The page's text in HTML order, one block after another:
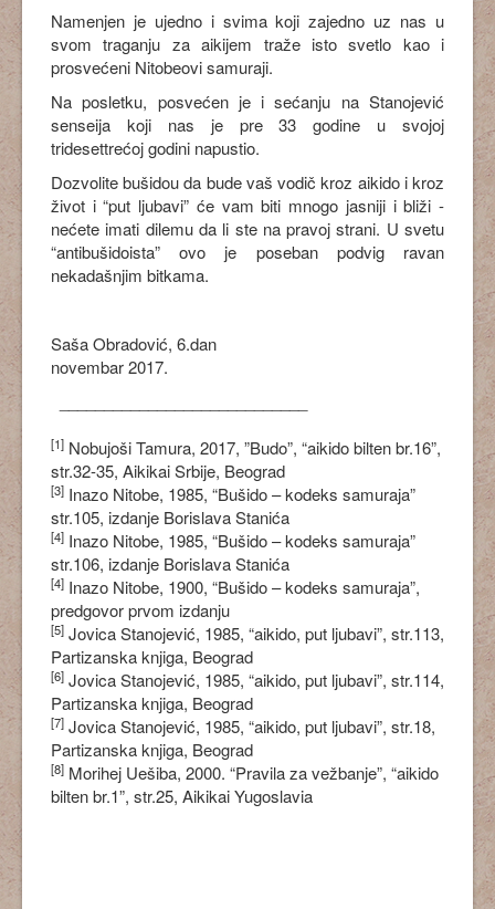
Namenjen je ujedno i svima koji zajedno uz nas u
svom traganju za aikijem traže isto svetlo kao i
prosvećeni Nitobeovi samuraji.
Na posletku, posvećen je i sećanju na Stanojević
senseija koji nas je pre 33 godine u svojoj
tridesettrećoj godini napustio.
Dozvolite bušidou da bude vaš vodič kroz aikido i kroz
život i “put ljubavi” će vam biti mnogo jasniji i bliži -
nećete imati dilemu da li ste na pravoj strani. U svetu
“antibušidoista” ovo je poseban podvig ravan
nekadašnjim bitkama.
Saša Obradović, 6.dan
novembar 2017.
[1] Nobujoši Tamura, 2017, ”Budo”, “aikido bilten br.16”,
str.32-35, Aikikai Srbije, Beograd
[3] Inazo Nitobe, 1985, “Bušido – kodeks samuraja”
str.105, izdanje Borislava Stanića
[4] Inazo Nitobe, 1985, “Bušido – kodeks samuraja”
str.106, izdanje Borislava Stanića
[4] Inazo Nitobe, 1900, “Bušido – kodeks samuraja”,
predgovor prvom izdanju
[5] Jovica Stanojević, 1985, “aikido, put ljubavi”, str.113,
Partizanska knjiga, Beograd
[6] Jovica Stanojević, 1985, “aikido, put ljubavi”, str.114,
Partizanska knjiga, Beograd
[7] Jovica Stanojević, 1985, “aikido, put ljubavi”, str.18,
Partizanska knjiga, Beograd
[8] Morihej Uešiba, 2000. “Pravila za vežbanje”, “aikido
bilten br.1”, str.25, Aikikai Yugoslavia